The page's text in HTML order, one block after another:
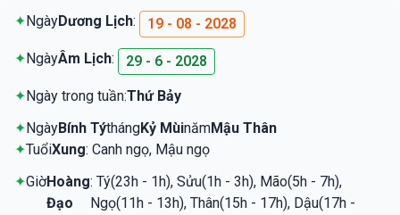
✦NgàyDương Lịch: 19 - 08 - 2028
✦NgàyÂm Lịch: 29 - 6 - 2028
✦Ngày trong tuần:Thứ Bảy
✦NgàyBính TýthángKỷ MùinămMậu Thân
✦TuổiXung: Canh ngọ, Mậu ngọ
✦GiờHoàng
Đạo
: Tý(23h - 1h), Sửu(1h - 3h), Mão(5h - 7h),
Ngọ(11h - 13h), Thân(15h - 17h), Dậu(17h -